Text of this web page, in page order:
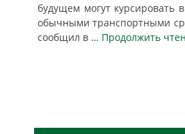
будущем могут курсировать
обычными транспортными
сообщил в … Продолжить